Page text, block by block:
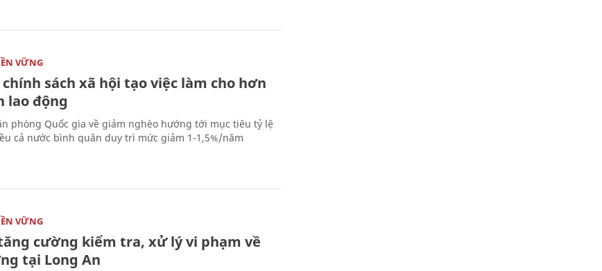
VỮNG
sách xã hội tạo việc làm cho hơn
lao động
phòng Quốc gia về giảm nghèo hướng tới mục tiêu tỷ lệ
cả nước bình quân duy trì mức giảm 1-1,5%/năm
VỮNG
cường kiểm tra, xử lý vi phạm về
tại Long An